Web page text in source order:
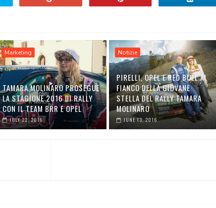
Marketing
TAMARA MOLINARO PROSEGUE
LA STAGIONE 2016 DI RALLY
CON IL TEAM BRR E OPEL
JULY 22, 2016
Notizie
PIRELLI, OPEL E RED BULL AL
FIANCO DELLA GIOVANE
STELLA DEL RALLY TAMARA
MOLINARO
JUNE 13, 2016